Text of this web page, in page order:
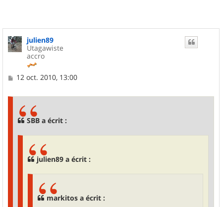
julien89
Utagawiste
accro
M12 oct. 2010, 13:00
SBB a écrit :
julien89 a écrit :
markitos a écrit :